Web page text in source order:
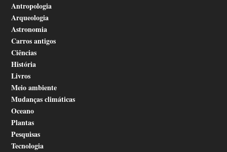
Antropologia
Arqueologia
Astronomia
Carros antigos
Ciências
História
Livros
Meio ambiente
Mudanças climáticas
Oceano
Plantas
Pesquisas
Tecnologia